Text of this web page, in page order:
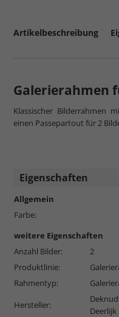
Artikelbeschreibung
Galerierahmen
Klassischer Bilderrahmen
einen Passepartout für 2
Eigenschaften
Allgemein
Farbe:
weitere Eigenschaften
Anzahl Bilder:
2
Produktlinie:
Rahmentyp:
Hersteller:
Deerlijk